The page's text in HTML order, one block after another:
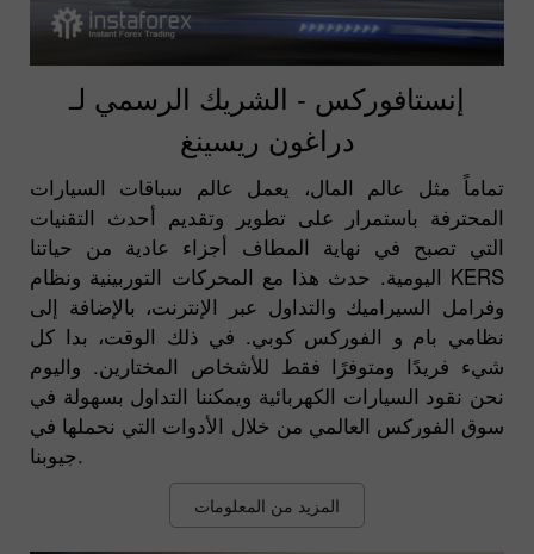
إنستافوركس - الشريك الرسمي لـ
دراغون ريسينغ
تماماً مثل عالم المال، يعمل عالم سباقات السيارات
المحترفة باستمرار على تطوير وتقديم أحدث التقنيات
التي تصبح في نهاية المطاف أجزاء عادية من حياتنا
اليومية. حدث هذا مع المحركات التوربينية ونظام KERS
وفرامل السيراميك والتداول عبر الإنترنت، بالإضافة إلى
نظامي بام و الفوركس كوبي. في ذلك الوقت، بدا كل
شيء فريدًا ومتوفرًا فقط للأشخاص المختارين. واليوم
نحن نقود السيارات الكهربائية ويمكننا التداول بسهولة في
سوق الفوركس العالمي من خلال الأدوات التي نحملها في
جيوبنا.
المزيد من المعلومات